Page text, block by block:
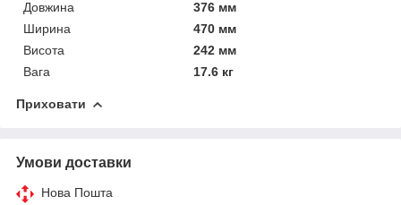
Довжина
376 мм
Ширина
470 мм
Висота
242 мм
Вага
17.6 кг
Приховати
Умови доставки
Нова Пошта